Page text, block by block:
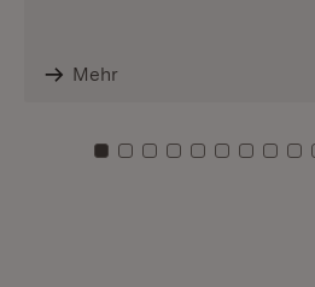
Mehr
Zu Kachel: 0
Zu Kachel: 1
Zu Kachel: 2
Zu Kachel: 3
Zu Kachel:
ZuZuZu